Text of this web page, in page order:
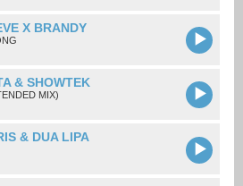
X BRANDY
& SHOWTEK
MIX)
& DUA LIPA